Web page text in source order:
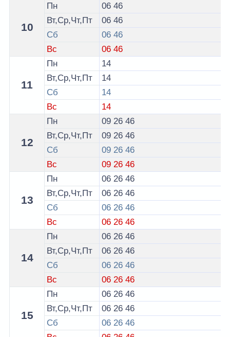
10
Пн 06 46
Вт,Ср,Чт,Пт
06 46
Сб
06 46
Вс
06 46
11
Пн
14
Вт,Ср,Чт,Пт
14
Сб
14
Вс
14
12
Пн 09 26 46
Вт,Ср,Чт,Пт
09 26 46
Сб
09 26 46
Вс
09 26 46
13
Пн 06 26 46
Вт,Ср,Чт,Пт
06 26 46
Сб
06 26 46
Вс
06 26 46
14
Пн 06 26 46
Вт,Ср,Чт,Пт
06 26 46
Сб
06 26 46
Вс
06 26 46
15
Пн 06 26 46
Вт,Ср,Чт,Пт
06 26 46
Сб
06 26 46